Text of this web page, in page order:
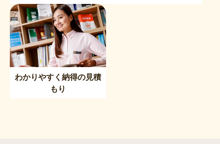
わかりやすく納得の見積
もり